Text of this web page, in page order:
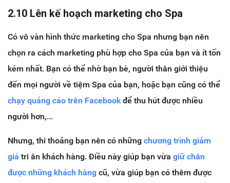
2.10 Lên kế hoạch marketing cho Spa
Có vô vàn hình thức marketing cho Spa nhưng bạn nên
chọn ra cách marketing phù hợp cho Spa của bạn và ít tốn
kém nhất. Bạn có thể nhờ bạn bè, người thân giới thiệu
đến mọi người về tiệm Spa của bạn, hoặc bạn cũng có thể
chạy quảng cáo trên Facebookđể thu hút được nhiều
người hơn,...
Nhưng, thi thoảng bạn nên có những chương trình giảm
giá tri ân khách hàng. Điều này giúp bạn vừa giữ chân
được những khách hàng cũ, vừa giúp bạn có thêm được